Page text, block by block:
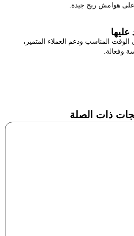
هوامش ربح جيدة.
الوقت المناسب ودعم العملاء المتميز،
وفعالة.
ذات الصلة